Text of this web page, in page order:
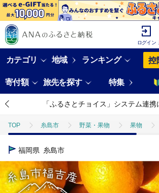
ログイン
カテゴリ 地域 ランキング 控
寄付額 旅先を探す 特集
「ふるさとチョイス」システム連携
TOP 糸島市 野菜・果物 果物
TOP
福岡県 糸島市